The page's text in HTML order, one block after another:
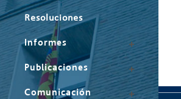
Resoluciones
Informes
Publicaciones
Comunicación